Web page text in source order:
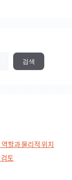
검색
물리적 위치